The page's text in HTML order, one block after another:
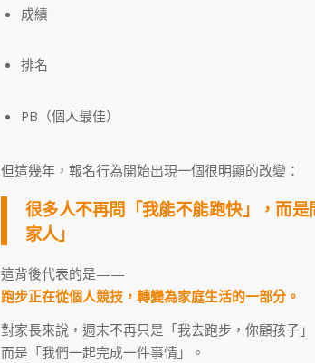
成績
排名
PB（個人最佳）
但這幾年，報名行為開始出現一個很明顯的改變：
很多人不再問「我能不能跑快」，而
家人」
這背後代表的是——
跑步正在從個人競技，轉變為家庭生活的一部分。
對家長來說，週末不再只是「我去跑步，你顧孩子」
而是「我們一起完成一件事情」。